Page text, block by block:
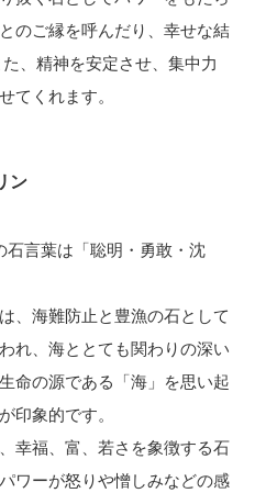
のご縁を呼んだり、幸せな結
、精神を安定させ、集中力
てくれます。
ン
石言葉は「聡明・勇敢・沈
、海難防止と豊漁の石として
れ、海ととても関わりの深い
命の源である「海」を思い起
印象的です。
幸福、富、若さを象徴する石
ワーが怒りや憎しみなどの感